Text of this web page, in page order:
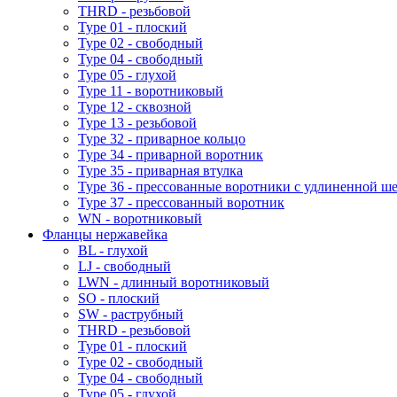
THRD - резьбовой
Type 01 - плоский
Type 02 - свободный
Type 04 - свободный
Type 05 - глухой
Type 11 - воротниковый
Type 12 - сквозной
Type 13 - резьбовой
Type 32 - приварное кольцо
Type 34 - приварной воротник
Type 35 - приварная втулка
Type 36 - прессованные воротники с удлиненной
Type 37 - прессованный воротник
WN - воротниковый
Фланцы нержавейка
BL - глухой
LJ - свободный
LWN - длинный воротниковый
SO - плоский
SW - раструбный
THRD - резьбовой
Type 01 - плоский
Type 02 - свободный
Type 04 - свободный
Type 05 - глухой